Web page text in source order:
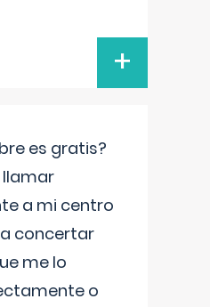
+
es gratis?
a mi centro
concertar
me lo
o